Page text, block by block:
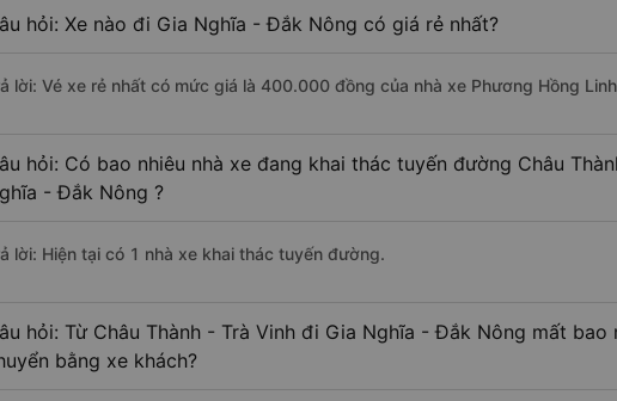
hỏi: Xe nào đi Gia Nghĩa - Đắk Nông có giá rẻ nhất?
lời: Vé xe rẻ nhất có mức giá là 400.000 đồng của nhà xe Phương Hồng
hỏi: Có bao nhiêu nhà xe đang khai thác tuyến đường Châu
- Đắk Nông ?
lời: Hiện tại có 1 nhà xe khai thác tuyến đường.
hỏi: Từ Châu Thành - Trà Vinh đi Gia Nghĩa - Đắk Nông mất bao
bằng xe khách?